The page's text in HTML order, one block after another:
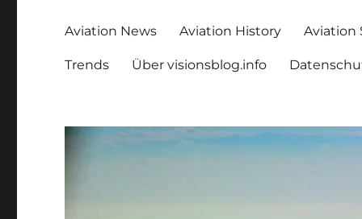
Aviation News Aviation History Aviation
Trends Über visionsblog.info